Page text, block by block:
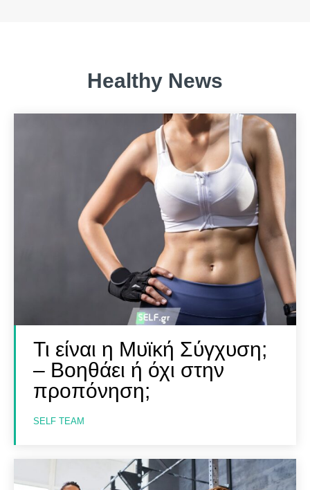
Healthy News
Τι είναι η Μυϊκή Σύγχυση;
– Βοηθάει ή όχι στην
προπόνηση;
SELF TEAM